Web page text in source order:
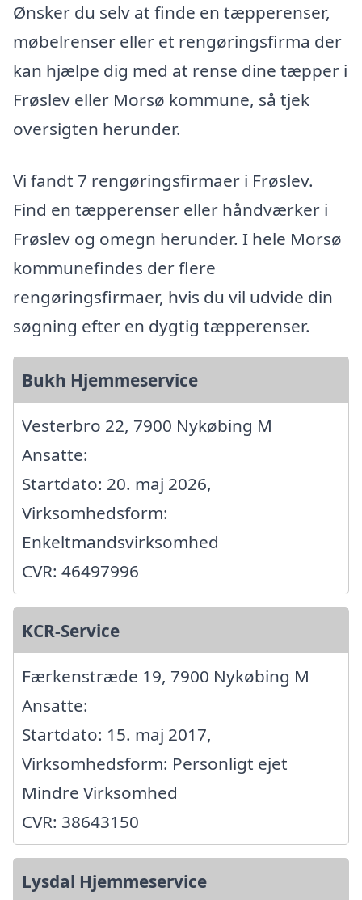
Ønsker du selv at finde en tæpperenser,
møbelrenser eller et rengøringsfirma der
kan hjælpe dig med at rense dine tæpper i
Frøslev eller Morsø kommune, så tjek
oversigten herunder.
Vi fandt 7 rengøringsfirmaer i Frøslev.
Find en tæpperenser eller håndværker i
Frøslev og omegn herunder. I hele Morsø
kommunefindes der flere
rengøringsfirmaer, hvis du vil udvide din
søgning efter en dygtig tæpperenser.
Bukh Hjemmeservice
Vesterbro 22, 7900 Nykøbing M
Ansatte:
Startdato: 20. maj 2026,
Virksomhedsform:
Enkeltmandsvirksomhed
CVR: 46497996
KCR-Service
Færkenstræde 19, 7900 Nykøbing M
Ansatte:
Startdato: 15. maj 2017,
Virksomhedsform: Personligt ejet
Mindre Virksomhed
CVR: 38643150
Lysdal Hjemmeservice